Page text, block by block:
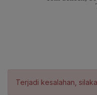
Terjadi kesalahan,